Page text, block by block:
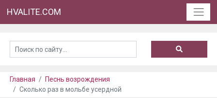
HVALITE.COM
Главная
Песнь возрождения
Сколько раз в мольбе усердной